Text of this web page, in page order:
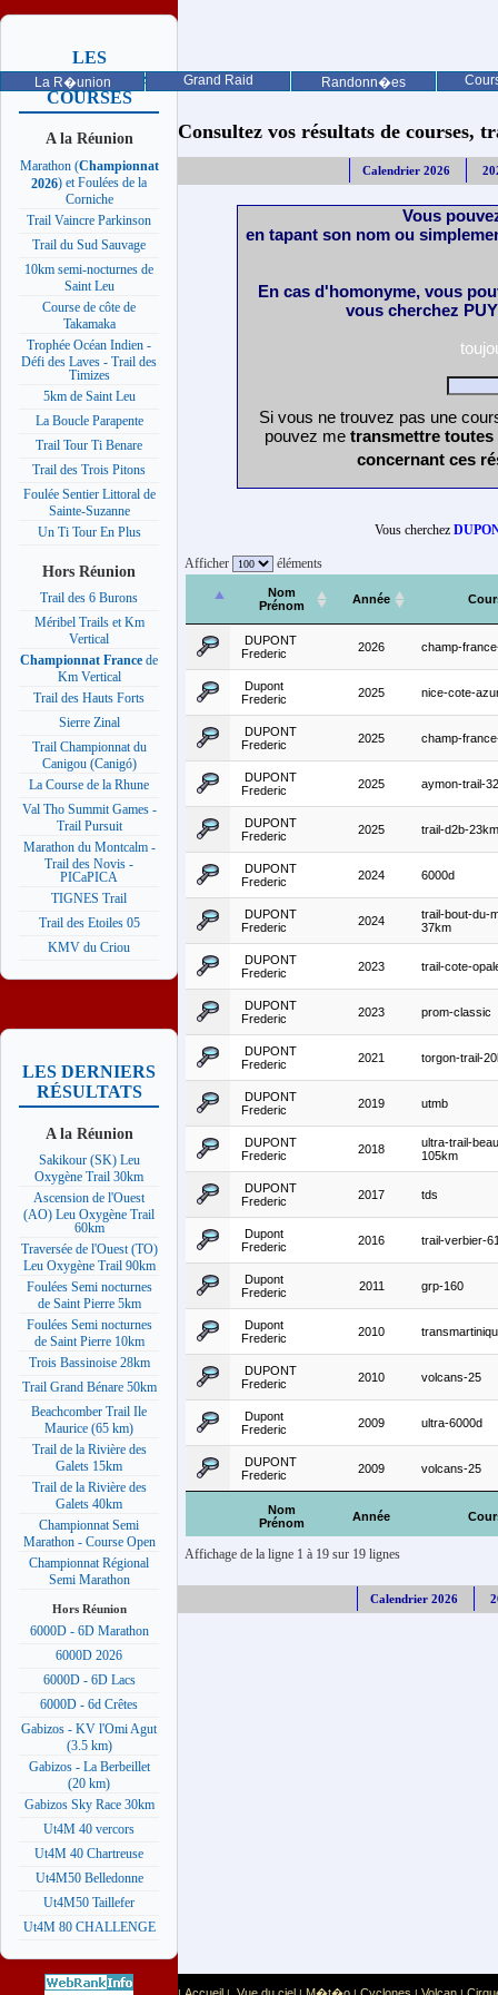
La R�union Grand Raid Randonn�es
LES
PROCHAINES
COURSES
A la Réunion
Marathon (Championnat
2026) et Foulées de la
Corniche
Trail Vaincre Parkinson
Trail du Sud Sauvage
10km semi-nocturnes de
Saint Leu
Course de côte de
Takamaka
Trophée Océan Indien -
Défi des Laves - Trail des
Timizes
5km de Saint Leu
La Boucle Parapente
Trail Tour Ti Benare
Trail des Trois Pitons
Foulée Sentier Littoral de
Sainte-Suzanne
Un Ti Tour En Plus
Hors Réunion
Trail des 6 Burons
Méribel Trails et Km
Vertical
Championnat France de
Km Vertical
Trail des Hauts Forts
Sierre Zinal
Trail Championnat du
Canigou (Canigó)
La Course de la Rhune
Val Tho Summit Games -
Trail Pursuit
Marathon du Montcalm -
Trail des Novis -
PICaPICA
TIGNES Trail
Trail des Etoiles 05
KMV du Criou
LES DERNIERS
RÉSULTATS
A la Réunion
Sakikour (SK) Leu
Oxygène Trail 30km
Ascension de l'Ouest
(AO) Leu Oxygène Trail
60km
Traversée de l'Ouest (TO)
Leu Oxygène Trail 90km
Foulées Semi nocturnes
de Saint Pierre 5km
Foulées Semi nocturnes
de Saint Pierre 10km
Trois Bassinoise 28km
Trail Grand Bénare 50km
Beachcomber Trail Ile
Maurice (65 km)
Trail de la Rivière des
Galets 15km
Trail de la Rivière des
Galets 40km
Championnat Semi
Marathon - Course Open
Championnat Régional
Semi Marathon
Hors Réunion
6000D - 6D Marathon
6000D 2026
6000D - 6D Lacs
6000D - 6d Crêtes
Gabizos - KV l'Omi Agut
(3.5 km)
Gabizos - La Berbeillet
(20 km)
Gabizos Sky Race 30km
Ut4M 40 vercors
Ut4M 40 Chartreuse
Ut4M50 Belledonne
Ut4M50 Taillefer
Ut4M 80 CHALLENGE
Consultez vos résultats de courses,
Calendrier 2026
Vous
en tapant son nom ou
En cas d'homonyme, vous
vous cherchez
Si vous ne trouvez pas une
pouvez me transmettre
concernant ces
Vous cherchez
Afficher éléments
Nom
Prénom
Année
Nom
Prénom
Année
DUPONT
Frederic
2026 champ-
Dupont
Frederic
2025 nice-cote-
DUPONT
Frederic
2025 champ-
DUPONT
Frederic
2025 aymon-trail-
DUPONT
Frederic
2025 trail-d2b-23km
DUPONT
Frederic
2024 6000d
DUPONT
Frederic
2024
trail-bout-du-
37km
DUPONT
Frederic
2023 trail-cote-
DUPONT
Frederic
2023 prom-classic
DUPONT
Frederic
2021 torgon-trail-
DUPONT
Frederic
2019 utmb
DUPONT
Frederic
2018
ultra-trail-
105km
DUPONT
Frederic
2017 tds
Dupont
Frederic
2016 trail-verbier-
Dupont
Frederic
2011 grp-160
Dupont
Frederic
2010
DUPONT
Frederic
2010 volcans-25
Dupont
Frederic
2009 ultra-6000d
DUPONT
Frederic
2009 volcans-25
Affichage de la ligne 1 à 19 sur 19 lignes
Calendrier 2026